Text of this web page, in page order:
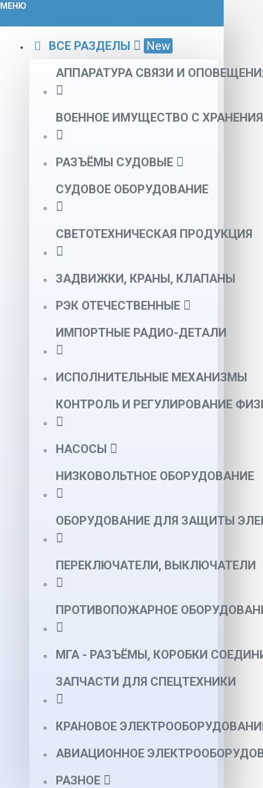
МЕНЮ
ВСЕ РАЗДЕЛЫ
New
АППАРАТУРА СВЯЗИ И
ВОЕННОЕ ИМУЩЕСТВО С ХРАНЕНИЯ
РАЗЪЁМЫ СУДОВЫЕ
СУДОВОЕ ОБОРУДОВАНИЕ
СВЕТОТЕХНИЧЕСКАЯ ПРОДУКЦИЯ
ЗАДВИЖКИ, КРАНЫ, КЛАПАНЫ
РЭК ОТЕЧЕСТВЕННЫЕ
ИМПОРТНЫЕ РАДИО-ДЕТАЛИ
ИСПОЛНИТЕЛЬНЫЕ МЕХАНИЗМЫ
КОНТРОЛЬ И РЕГУЛИРОВАНИЕ
НАСОСЫ
НИЗКОВОЛЬТНОЕ ОБОРУДОВАНИЕ
ОБОРУДОВАНИЕ ДЛЯ ЗАЩИТЫ
ПЕРЕКЛЮЧАТЕЛИ, ВЫКЛЮЧАТЕЛИ
ПРОТИВОПОЖАРНОЕ
МГА - РАЗЪЁМЫ, КОРОБКИ
ЗАПЧАСТИ ДЛЯ СПЕЦТЕХНИКИ
КРАНОВОЕ
АВИАЦИОННОЕ
РАЗНОЕ